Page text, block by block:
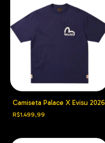
Camiseta Palace X Evisu 2026
R$1.499,99